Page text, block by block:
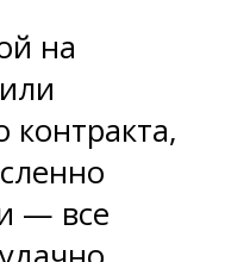
на
контракта,
— все